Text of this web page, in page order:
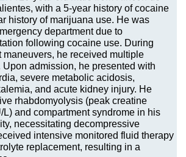
with a 5-year history of cocaine
history of marijuana use. He was
department due to
following cocaine use. During
maneuvers, he received multiple
Upon admission, he presented with
severe metabolic acidosis,
and acute kidney injury. He
rhabdomyolysis (peak creatine
L) and compartment syndrome in his
necessitating decompressive
intensive monitored fluid therapy
replacement, resulting in a